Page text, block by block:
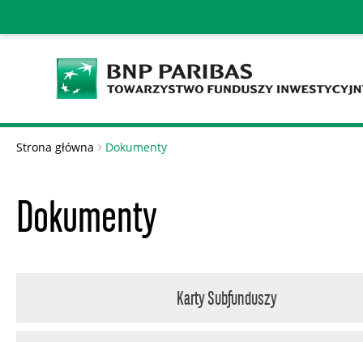
Strona główna Dokumenty
Dokumenty
Karty Subfunduszy